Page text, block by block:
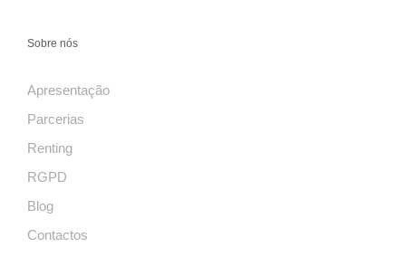
Sobre nós
Apresentação
Parcerias
Renting
RGPD
Blog
Contactos